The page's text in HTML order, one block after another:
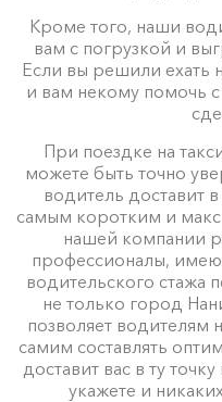
Кроме того, наши
вам с погрузкой и
Если вы решили ехать
и вам некому помочь
При поездке на
можете быть точно
водитель доставит
самым коротким и
нашей компании
профессионалы,
водительского
не только город
позволяет водителям
самим составлять
доставит вас в ту
укажете и